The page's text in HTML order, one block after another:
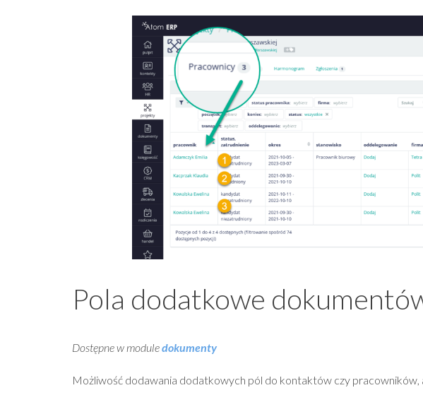
Pola dodatkowe
Dostępne w moduledokumenty
Możliwość dodawania dodatkowych pól do kontaktów czy